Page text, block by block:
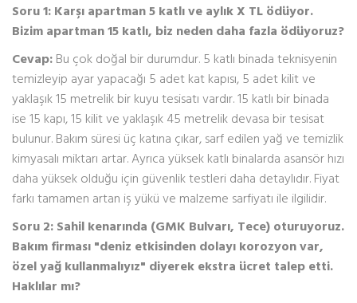
Soru 1: Karşı apartman 5 katlı ve aylık X TL ödüyor.
Bizim apartman 15 katlı, biz neden daha fazla ödüyoruz?
Cevap: Bu çok doğal bir durumdur. 5 katlı binada teknisyenin
temizleyip ayar yapacağı 5 adet kat kapısı, 5 adet kilit ve
yaklaşık 15 metrelik bir kuyu tesisatı vardır. 15 katlı bir binada
ise 15 kapı, 15 kilit ve yaklaşık 45 metrelik devasa bir tesisat
bulunur. Bakım süresi üç katına çıkar, sarf edilen yağ ve temizlik
kimyasalı miktarı artar. Ayrıca yüksek katlı binalarda asansör hızı
daha yüksek olduğu için güvenlik testleri daha detaylıdır. Fiyat
farkı tamamen artan iş yükü ve malzeme sarfiyatı ile ilgilidir.
Soru 2: Sahil kenarında (GMK Bulvarı, Tece) oturuyoruz.
Bakım firması "deniz etkisinden dolayı korozyon var,
özel yağ kullanmalıyız" diyerek ekstra ücret talep etti.
Haklılar mı?